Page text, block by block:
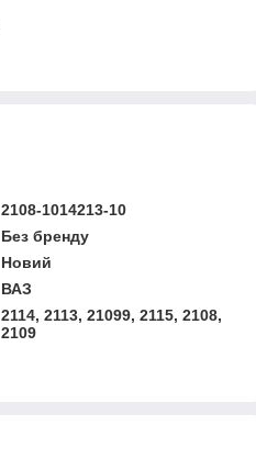
2108-1014213-10
Без бренду
Новий
ВАЗ
2114, 2113, 21099, 2115, 2108,
2109